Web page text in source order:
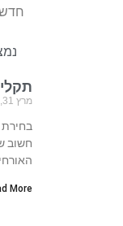
מרץ 31, 2015
חשוב
More »